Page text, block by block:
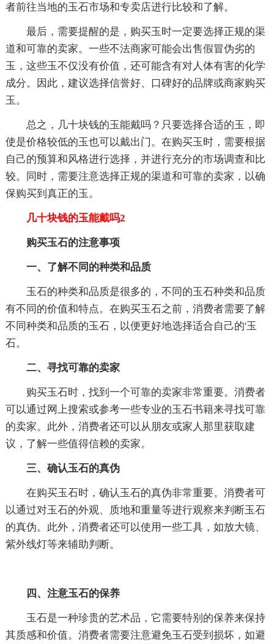
者前往当地的玉石市场和专卖店进行比较和了解。
最后，需要提醒的是，购买玉时一定要选择正规的渠
道和可靠的卖家。一些不法商家可能会出售假冒伪劣的
玉，这些玉不仅没有价值，还可能含有对人体有害的化学
成分。因此，建议选择信誉好、口碑好的品牌或商家购买
玉。
总之，几十块钱的玉能戴吗？只要选择合适的玉，即
使是价格较低的玉也可以戴出门。在购买玉时，需要根据
自己的预算和风格进行选择，并进行充分的市场调查和比
较。同时，需要注意选择正规的渠道和可靠的卖家，以确
保购买到真正的玉。
几十块钱的玉能戴吗2
购买玉石的注意事项
一、了解不同的种类和品质
玉石的种类和品质是很多的，不同的玉石种类和品质
有不同的价值和特点。在购买玉石之前，消费者需要了解
不同种类和品质的玉石，以便更好地选择适合自己的'玉
石。
二、寻找可靠的卖家
购买玉石时，找到一个可靠的卖家非常重要。消费者
可以通过网上搜索或参考一些专业的玉石书籍来寻找可靠
的卖家。此外，消费者还可以从朋友或家人那里获取建
议，了解一些值得信赖的卖家。
三、确认玉石的真伪
在购买玉石时，确认玉石的真伪非常重要。消费者可
以通过对玉石的外观、质地和重量等进行观察来判断玉石
的真伪。此外，消费者还可以使用一些工具，如放大镜、
紫外线灯等来辅助判断。
四、注意玉石的保养
玉石是一种珍贵的艺术品，它需要特别的保养来保持
其质感和价值。消费者需要注意避免玉石受到损坏，如避